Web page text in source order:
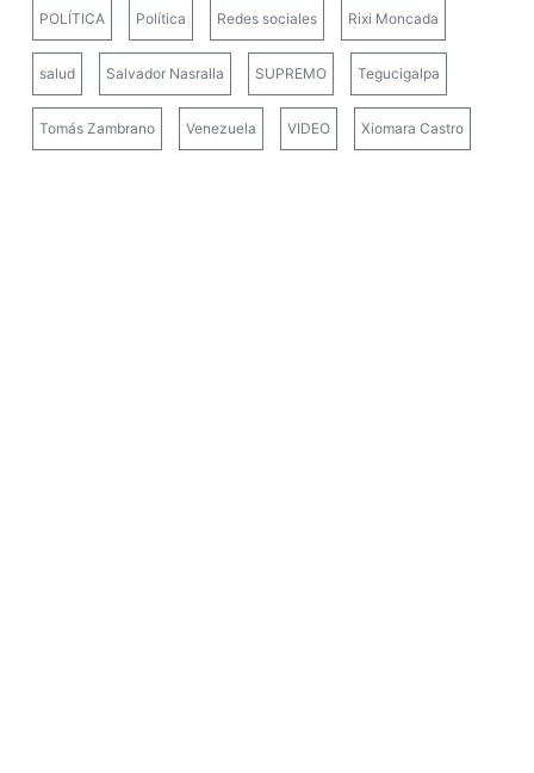
POLÍTICA Política Redes sociales Rixi Moncada
salud Salvador Nasralla SUPREMO Tegucigalpa
Tomás Zambrano Venezuela VIDEO Xiomara Castro